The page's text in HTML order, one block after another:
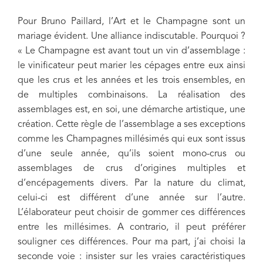
Pour Bruno Paillard, l’Art et le Champagne sont un
mariage évident. Une alliance indiscutable. Pourquoi ?
« Le Champagne est avant tout un vin d’assemblage :
le vinificateur peut marier les cépages entre eux ainsi
que les crus et les années et les trois ensembles, en
de multiples combinaisons. La réalisation des
assemblages est, en soi, une démarche artistique, une
création. Cette règle de l’assemblage a ses exceptions
comme les Champagnes millésimés qui eux sont issus
d’une seule année, qu’ils soient mono-crus ou
assemblages de crus d’origines multiples et
d’encépagements divers. Par la nature du climat,
celui-ci est différent d’une année sur l’autre.
L’élaborateur peut choisir de gommer ces différences
entre les millésimes. A contrario, il peut préférer
souligner ces différences. Pour ma part, j’ai choisi la
seconde voie : insister sur les vraies caractéristiques